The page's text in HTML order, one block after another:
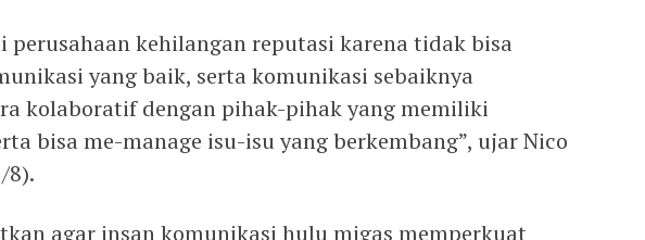
perusahaan kehilangan reputasi karena tidak bisa
yang baik, serta komunikasi sebaiknya
kolaboratif dengan pihak-pihak yang memiliki
bisa me-manage isu-isu yang berkembang”, ujar Nico
8).
agar insan komunikasi hulu migas memperkuat